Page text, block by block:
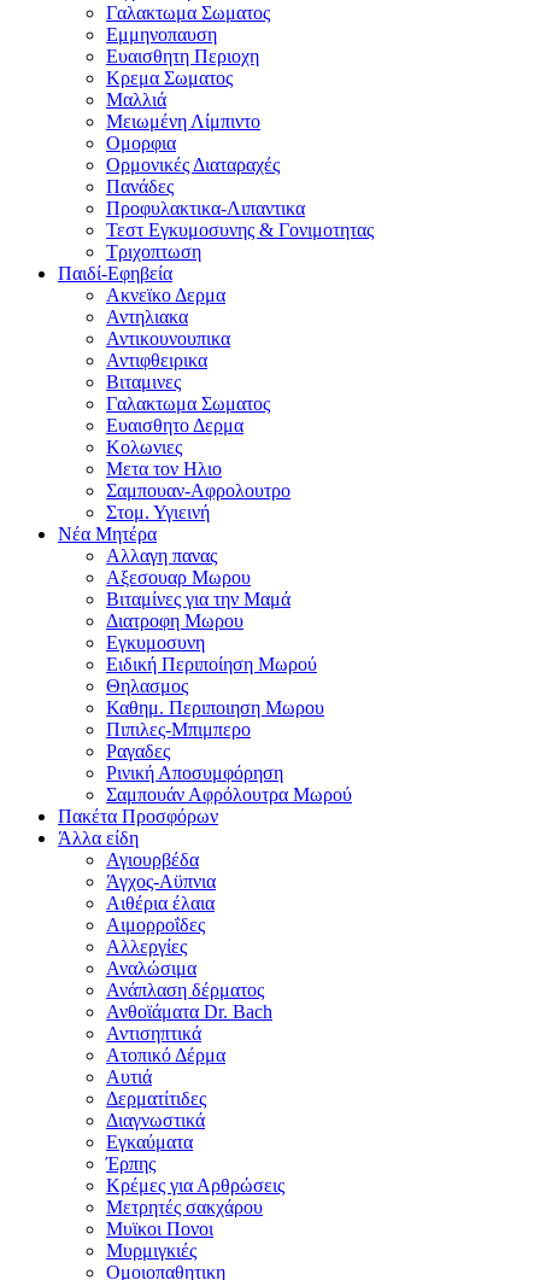
Γαλακτωμα Σωματος
Εμμηνοπαυση
Ευαισθητη Περιοχη
Κρεμα Σωματος
Μαλλιά
Μειωμένη Λίμπιντο
Ομορφια
Ορμονικές Διαταραχές
Πανάδες
Προφυλακτικα-Λιπαντικα
Τεστ Εγκυμοσυνης & Γονιμοτητας
Τριχοπτωση
Παιδί-Εφηβεία
Ακνεϊκο Δερμα
Αντηλιακα
Αντικουνουπικα
Αντιφθειρικα
Βιταμινες
Γαλακτωμα Σωματος
Ευαισθητο Δερμα
Κολωνιες
Μετα τον Ηλιο
Σαμπουαν-Αφρολουτρο
Στομ. Υγιεινή
Νέα Μητέρα
Αλλαγη πανας
Αξεσουαρ Μωρου
Βιταμίνες για την Μαμά
Διατροφη Μωρου
Εγκυμοσυνη
Ειδική Περιποίηση Μωρού
Θηλασμος
Καθημ. Περιποιηση Μωρου
Πιπιλες-Μπιμπερο
Ραγαδες
Ρινική Αποσυμφόρηση
Σαμπουάν Αφρόλουτρα Μωρού
Πακέτα Προσφόρων
Άλλα είδη
Αγιουρβέδα
Άγχος-Αϋπνια
Αιθέρια έλαια
Αιμορροΐδες
Αλλεργίες
Αναλώσιμα
Ανάπλαση δέρματος
Ανθοϊάματα Dr. Bach
Αντισηπτικά
Ατοπικό Δέρμα
Αυτιά
Δερματίτιδες
Διαγνωστικά
Εγκαύματα
Έρπης
Κρέμες για Αρθρώσεις
Μετρητές σακχάρου
Μυϊκοι Πονοι
Μυρμιγκιές
Ομοιοπαθητικη